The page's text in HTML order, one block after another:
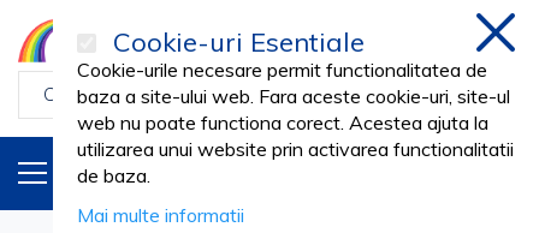
PRODUSE
Cookie-uri Esentiale
Cookie-urile necesare permit functionalitatea de
baza a site-ului web. Fara aceste cookie-uri, site-ul
web nu poate functiona corect. Acestea ajuta la
utilizarea unui website prin activarea functionalitatii
de baza.
Mai multe informatii